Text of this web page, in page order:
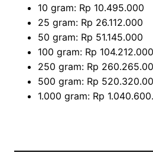
10 gram: Rp 10.495.000
25 gram: Rp 26.112.000
50 gram: Rp 51.145.000
100 gram: Rp 104.212.000
250 gram: Rp
500 gram: Rp
1.000 gram: Rp